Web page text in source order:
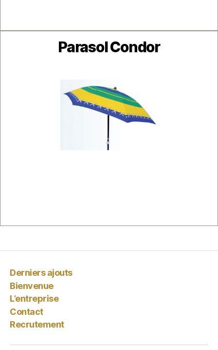
Catégories
Parasol Condor
Derniers ajouts
Bienvenue
L’entreprise
Contact
Recrutement